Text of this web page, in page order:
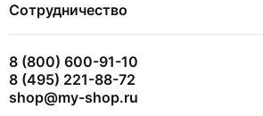
Сотрудничество
8 (800) 600-91-10
8 (495) 221-88-72
shop@my-shop.ru